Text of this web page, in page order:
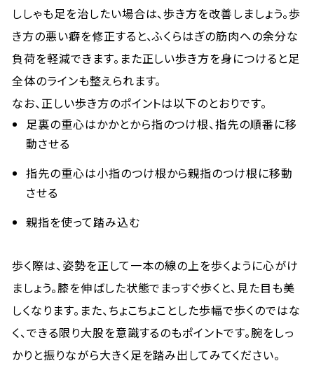
ししゃも足を治したい場合は、歩き方を改善しましょう。歩
き方の悪い癖を修正すると、ふくらはぎの筋肉への余分な
負荷を軽減できます。また正しい歩き方を身につけると足
全体のラインも整えられます。
なお、正しい歩き方のポイントは以下のとおりです。
足裏の重心はかかとから指のつけ根、指先の順番に移
動させる
指先の重心は小指のつけ根から親指のつけ根に移動
させる
親指を使って踏み込む
歩く際は、姿勢を正して一本の線の上を歩くように心がけ
ましょう。膝を伸ばした状態でまっすぐ歩くと、見た目も美
しくなります。また、ちょこちょことした歩幅で歩くのではな
く、できる限り大股を意識するのもポイントです。腕をしっ
かりと振りながら大きく足を踏み出してみてください。